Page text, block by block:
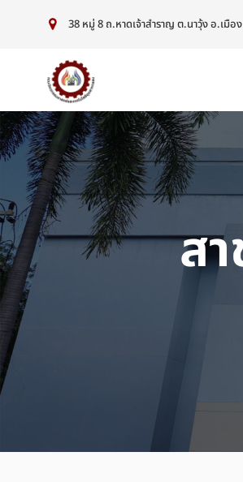
38 หมู่ 8 ถ.หาดเจ้าสำราญ ต.นาวุ้ง อ.เมือ
ส